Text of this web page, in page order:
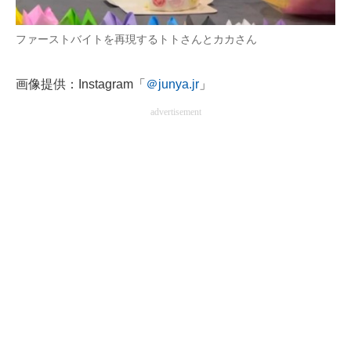
ファーストバイトを再現するトトさんとカカさん
画像提供：Instagram「 ＠junya.jr 」
advertisement